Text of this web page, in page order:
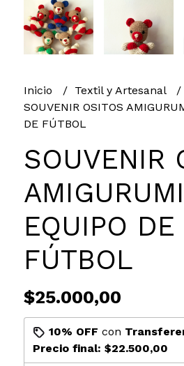
Inicio
Textil y Artesanal
SOUVENIR OSITOS
DE FÚTBOL
SOUVENIR
EQUIPO DE
FÚTBOL
$25.000,00
10% OFF con
Precio final: $22.500,00